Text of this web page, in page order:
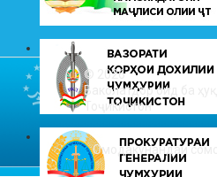
© 2026
Ваколатдор оид ба
Тоҷикистон
Омодакунандаи